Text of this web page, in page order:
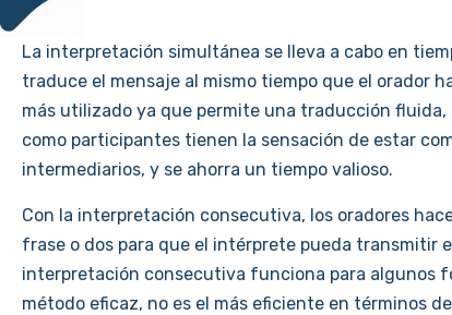
La interpretación simultánea se lleva a cabo en
traduce el mensaje al mismo tiempo que el orador
más utilizado ya que permite una traducción
como participantes tienen la sensación de estar
intermediarios, y se ahorra un tiempo valioso.
Con la interpretación consecutiva, los oradores
frase o dos para que el intérprete pueda transmitir
interpretación consecutiva funciona para algunos
método eficaz, no es el más eficiente en términos